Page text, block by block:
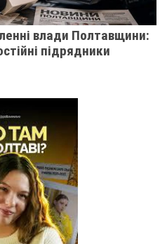
влади Полтавщини:
підрядники